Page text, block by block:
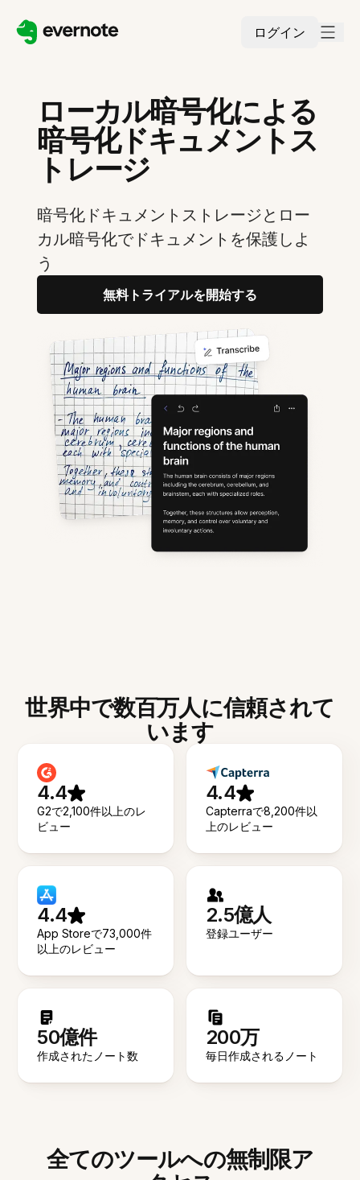
ログイン
ローカル暗号化による
暗号化ドキュメントス
トレージ
暗号化ドキュメントストレージとロー
カル暗号化でドキュメントを保護しよ
う
無料トライアルを開始する
世界中で数百万人に信頼されて
います
4.4
G2で2,100件以上のレ
ビュー
4.4
Capterraで8,200件以
上のレビュー
4.4
App Storeで73,000件
以上のレビュー
2.5億人
登録ユーザー
50億件
作成されたノート数
200万
毎日作成されるノート
全てのツールへの無制限ア